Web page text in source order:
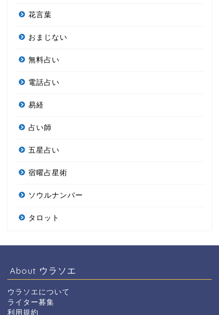
花言葉
おまじない
無料占い
電話占い
易経
占い師
五星占い
宿曜占星術
ソウルナンバー
タロット
About ウラソエ
ウラソエについて
ライター募集
利用規約